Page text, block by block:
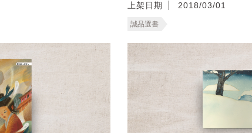
上架日期 2018/03/01
誠品選書